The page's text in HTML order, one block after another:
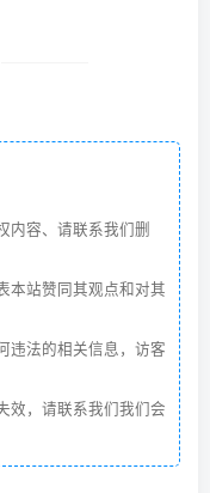
内容、请联系我们删
本站赞同其观点和对其
违法的相关信息，访客
效，请联系我们我们会